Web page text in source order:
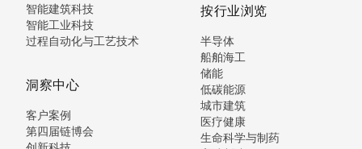
智能建筑科技
智能工业科技
过程自动化与工艺技术
洞察中心
客户案例
第四届链博会
按行业浏览
半导体
船舶海工
储能
低碳能源
城市建筑
医疗健康
生命科学与制药